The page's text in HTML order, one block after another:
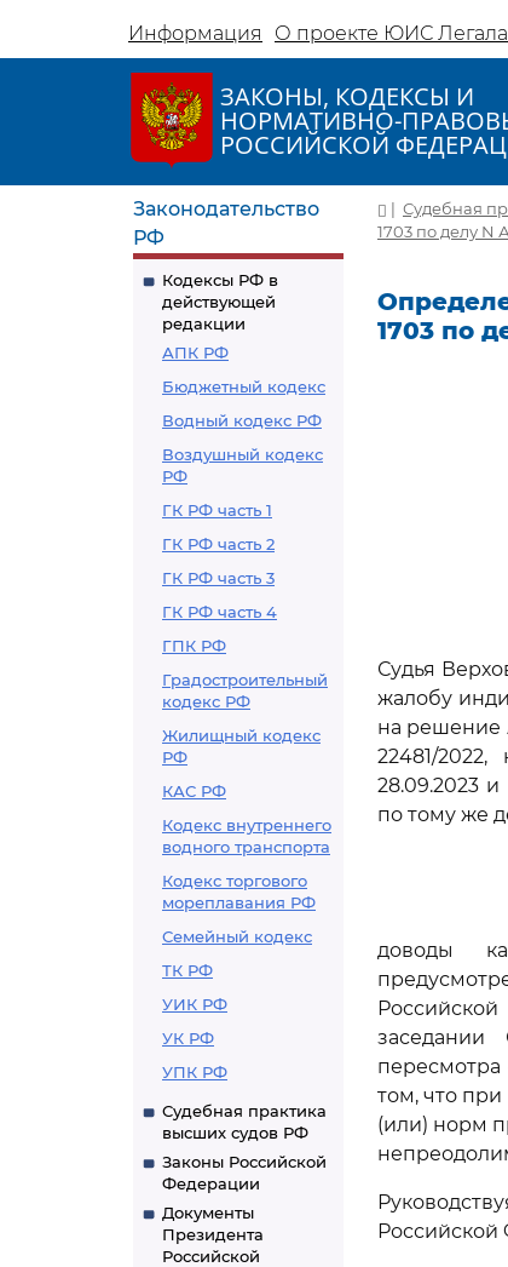
Информация О проекте ЮИС
ЗАКОНЫ, КОДЕКСЫ И
НОРМАТИВНО-
РОССИЙСКОЙ
Законодательство
РФ
Кодексы РФ в
действующей
редакции
АПК РФ
Бюджетный кодекс
Водный кодекс РФ
Воздушный кодекс
РФ
ГК РФ часть 1
ГК РФ часть 2
ГК РФ часть 3
ГК РФ часть 4
ГПК РФ
Градостроительный
кодекс РФ
Жилищный кодекс
РФ
КАС РФ
Кодекс внутреннего
водного транспорта
Кодекс торгового
мореплавания РФ
Семейный кодекс
ТК РФ
УИК РФ
УК РФ
УПК РФ
Судебная практика
высших судов РФ
Законы Российской
Федерации
Документы
Президента
Российской
| Судебная
1703 по делу N
1703 по
Судья
жалобу
на решение
22481/
28.09.2023
по тому же
доводы
пересмотра
том, что
(или) норм
Российской